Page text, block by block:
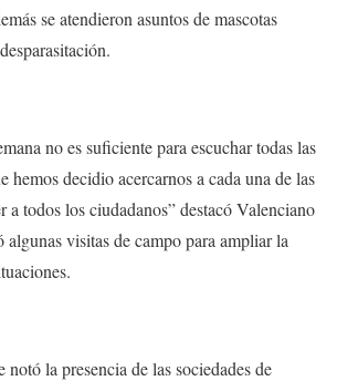
se atendieron asuntos de mascotas
no es suficiente para escuchar todas las
hemos decidio acercarnos a cada una de las
a todos los ciudadanos” destacó Valenciano
visitas de campo para ampliar la
notó la presencia de las sociedades de